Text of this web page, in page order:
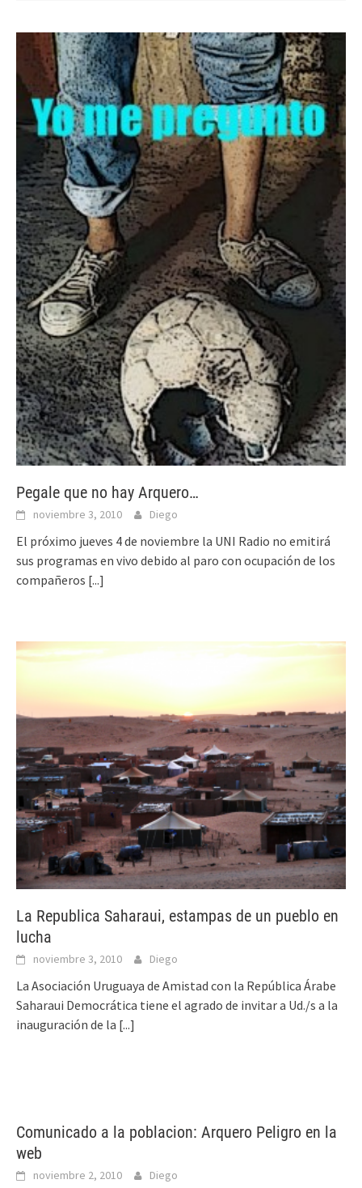
Pegale que no hay Arquero…
noviembre 3, 2010 Diego
El próximo jueves 4 de noviembre la UNI Radio no emitirá
sus programas en vivo debido al paro con ocupación de los
compañeros [...]
La Republica Saharaui, estampas de un pueblo en
lucha
noviembre 3, 2010 Diego
La Asociación Uruguaya de Amistad con la República Árabe
Saharaui Democrática tiene el agrado de invitar a Ud./s a la
inauguración de la [...]
Comunicado a la poblacion: Arquero Peligro en la
web
noviembre 2, 2010 Diego